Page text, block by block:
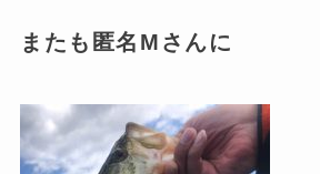
またも匿名Mさんに